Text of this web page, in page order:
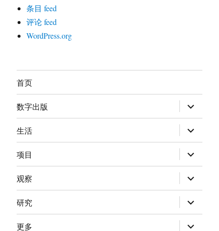
条目 feed
评论 feed
WordPress.org
首页
数字出版 展
开
子
菜
单
生活 展
开
子
菜
单
项目 展
开
子
菜
单
观察 展
开
子
菜
单
研究 展
开
子
菜
更多 展